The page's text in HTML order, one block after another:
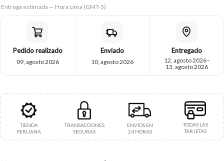
Entrega estimada — Hora Lima (GMT-5)
Pedido realizado
09, agosto 2026
Enviado
10, agosto 2026
Entregado
12, agosto 2026 -
13, agosto 2026
TIENDA
PERUANA
TRANSACCIONES
SEGURAS
ENVÍOS EN
24 HORAS
TODAS LAS
TARJETAS